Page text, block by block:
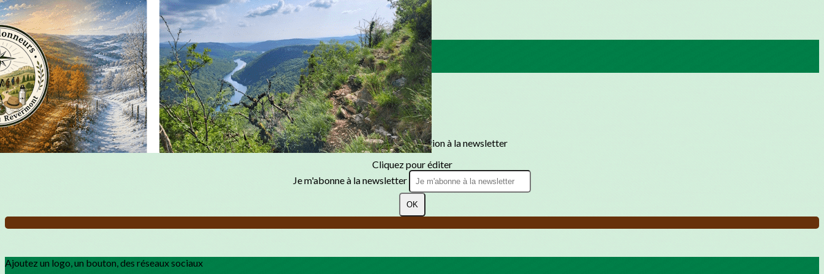
Exporter les lignes sélectionnées
Exporter toutes les colonnes
Exporter uniquement les colonnes affichées
Menu
?>
Images de la page d'accueil
Cliquez pour éditer
Texte, bouton et/ou inscription à la newsletter
Cliquez pour éditer
Je m'abonne à la newsletter
OK
Ajoutez un logo, un bouton, des réseaux sociaux